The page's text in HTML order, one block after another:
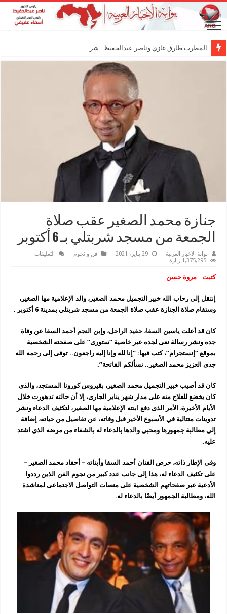
المطرب طارق غازي وناصر عبدالحفيظ.. شراكة فنية ت
جنازة محمد الصغير عقب صلاة
الجمعة من مسجد شربتلي بـ 6 أكتوبر
بوابة الاخبار العربية 29 يناير، 2021 فن و نجوم التعليقات
من
مسجد
شربتلي
أكتوبر
مغلقة
1,375,295 زيارة
كتبت _ مروة حسن
إنتقل إلى رحاب الله خبير التجميل محمد الصغير، والد الإعلامية مها الصغير،
وستقام صلاة الجنازة عقب صلاة الجمعة من مسجد شربتلي بمدينة 6 أكتوبر .
كان قد أعلت ياسين السقا، حفيد الراحل، وإبن النجم أحمد السقا عن وفاة
جده ونشر رسالة نعى لجده عبر خاصية “ستورى” على صفحته الشخصية
بموقع “إنستجرام”، كتب فيها: “إنا لله وإنا إليه راجعون.. توفى إلى رحمه الله
جدى العزيز محمد الصغير.. نسألكم الفاتحة”.
كان قد أصيب خبير التجميل محمد الصغير، بڤيروس كورونا المستجد، والذى
كان يخضع للعلاج منه على مدار شهر يناير الجارى، إلا أن حالته تدهورت خلال
الأيام الأخيرة، الأمر الذى دفع ابنته الإعلامية مها الصغير، لتكثيف الدعاء ونشر
تدوينات متتالية في الأسبوع الأخير قبل وفاته، عن تفاصيل من حياته، إضافة
إلى مطالبة جمهورها ومحبى والدها بالدعاء له بالشفاء من مرضه الذى اشتد
عليه.
وفى الإطار ذاته، حرص الفنان أحمد السقا وأبنائه – أحفاد محمد الصغير –
على تكثيف الدعاء له، هذا إلى جانب عدد كبير من نجوم الفن الذين رددوا
الأدعية عبر صفحاتهم الشخصية على منصات التواصل الاجتماعى لمناشدة
الله، ومطالبة الجمهور أيضًا بالدعاء له.